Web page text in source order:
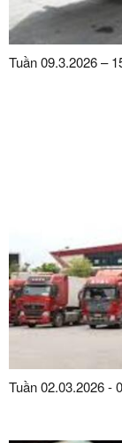
Tuần 09.3.2026 –
Tuần 02.03.2026 -